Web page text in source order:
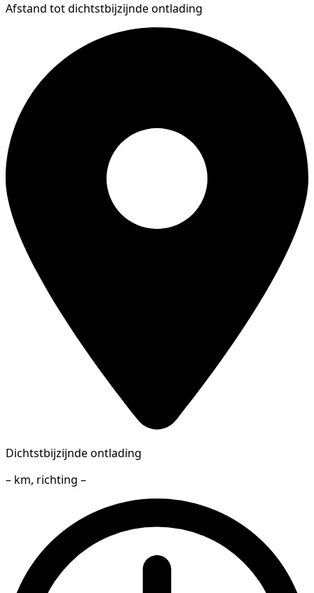
Afstand tot dichtstbijzijnde ontlading
Dichtstbijzijnde ontlading
– km, richting –